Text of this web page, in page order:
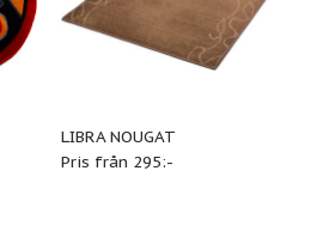
LIBRA NOUGAT
Pris från 295:-